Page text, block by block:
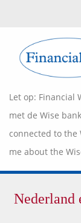
Let op: Financial
met de Wise
connected to the
me about the
Nederland